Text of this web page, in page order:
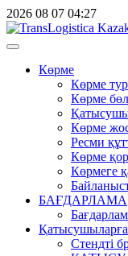
2026 08 07 04:27
Көрме
Көрме
Көрме
Көрме
Ресми
Көрме
Көрмеге
БАҒДАРЛАМА
Қатысушыларға
Стендті